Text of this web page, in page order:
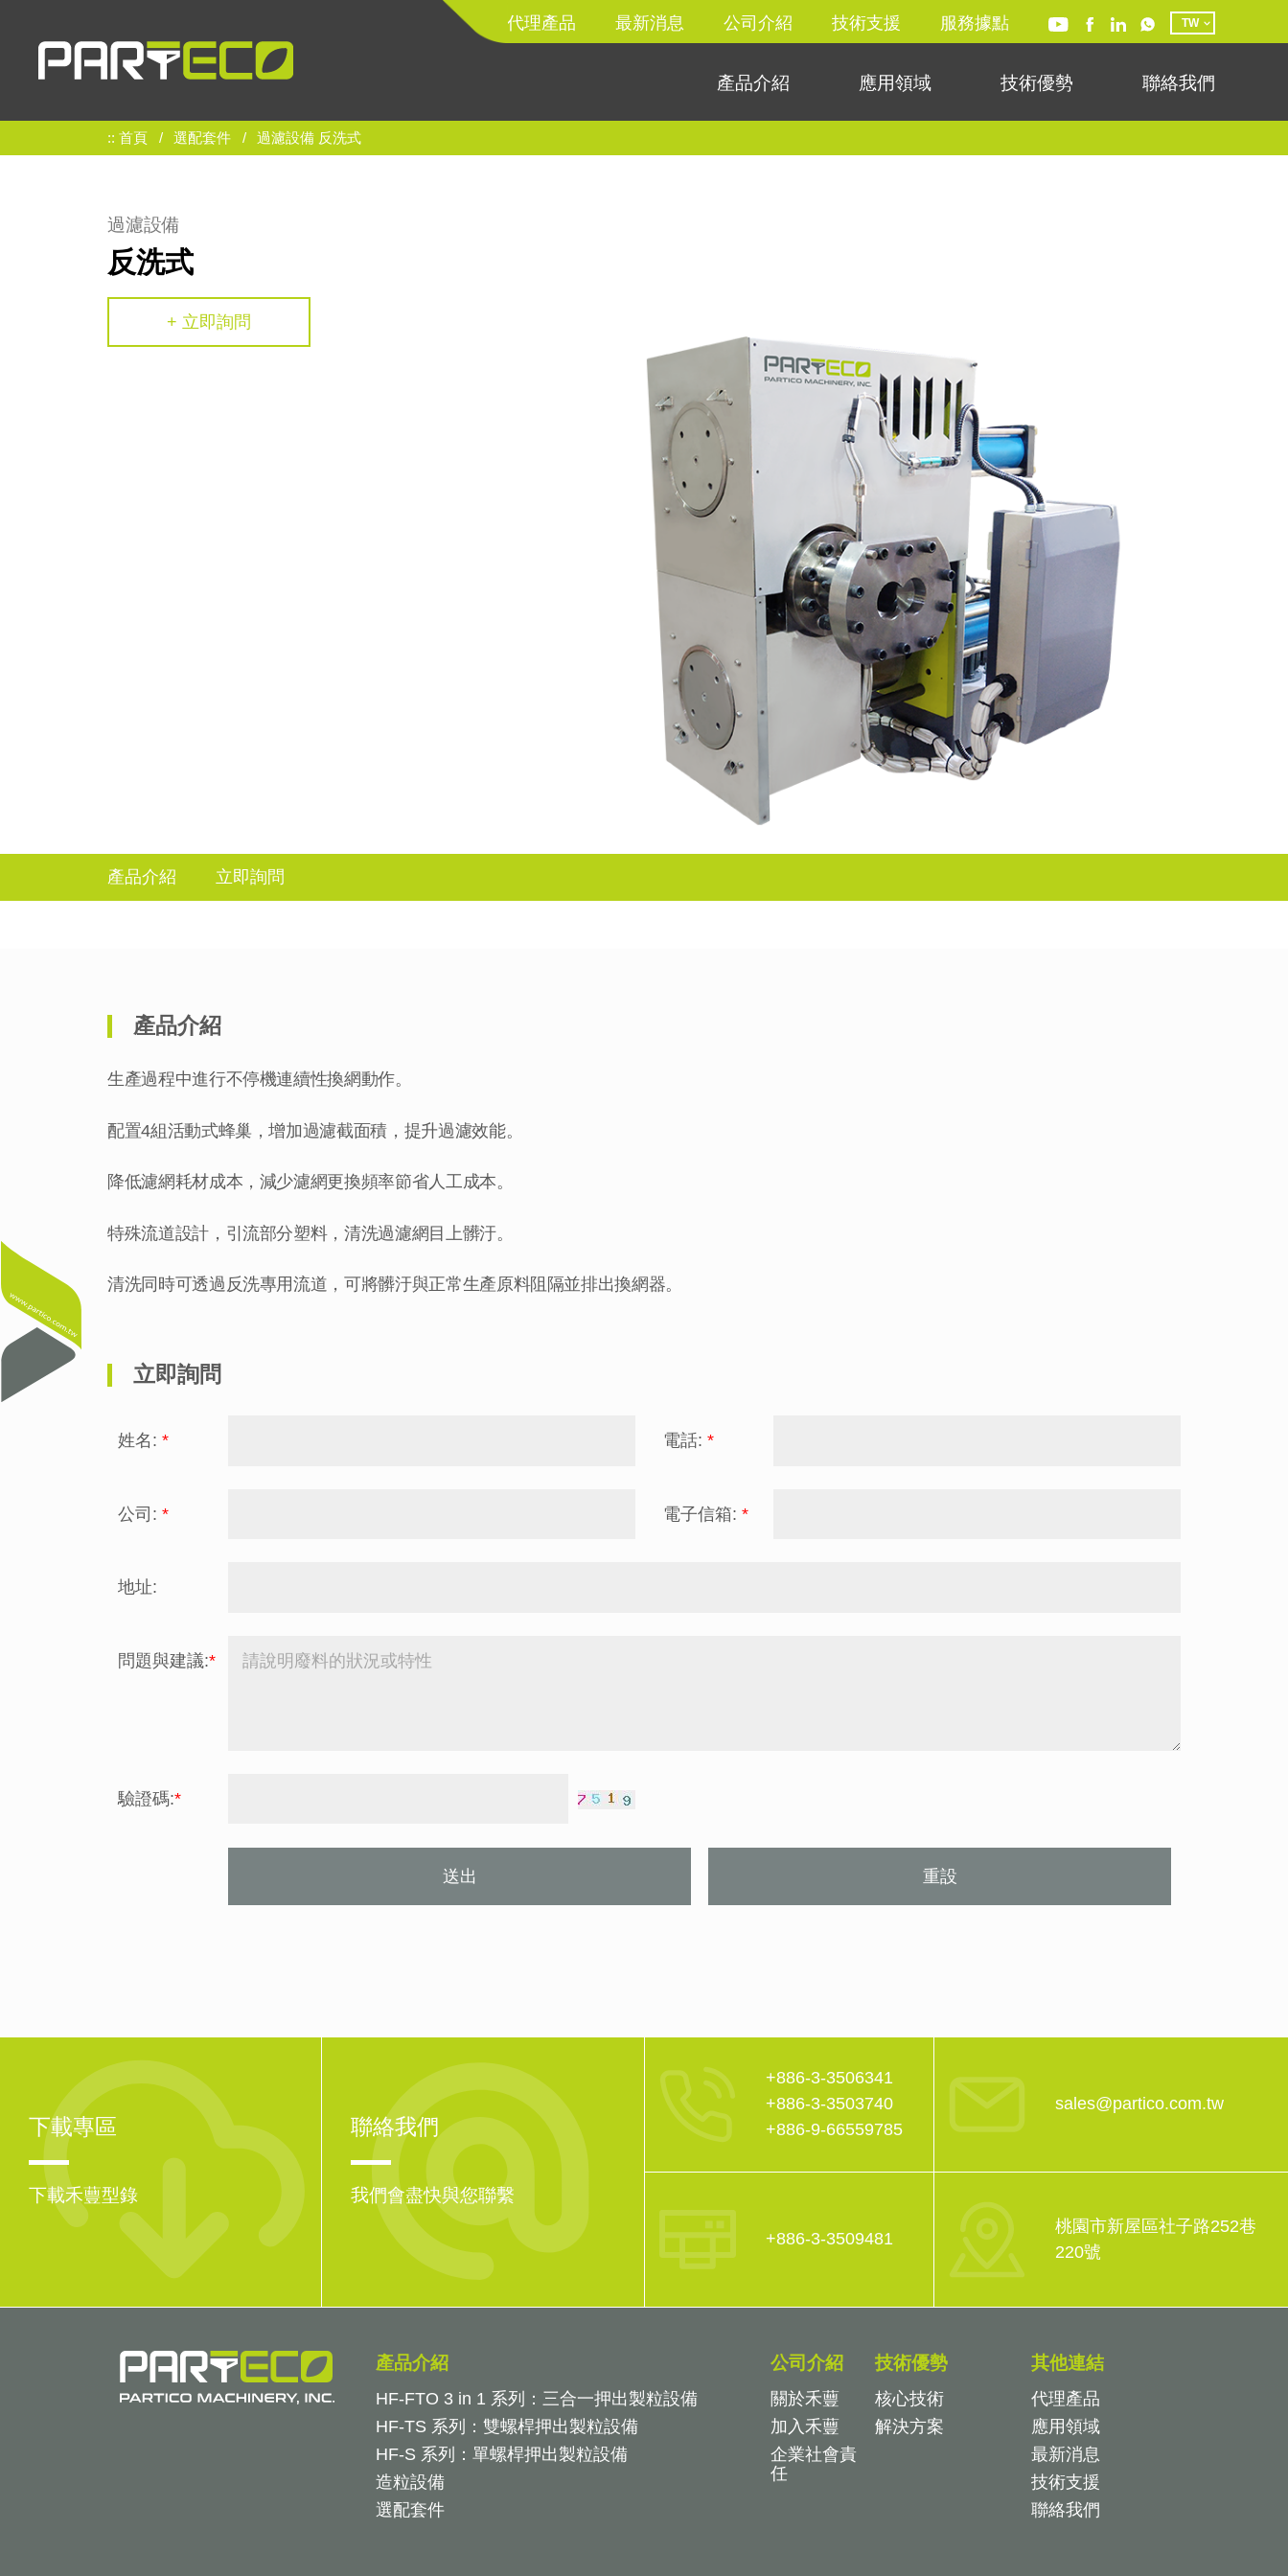
TW
代理產品 最新消息 公司介紹 技術支援 服務據點
產品介紹 應用領域 技術優勢 聯絡我們
首頁 選配套件 過濾設備 反洗式
過濾設備
反洗式
+ 立即詢問
產品介紹 立即詢問
產品介紹
生產過程中進行不停機連續性換網動作。
配置4組活動式蜂巢，增加過濾截面積，提升過濾效能。
降低濾網耗材成本，減少濾網更換頻率節省人工成本。
特殊流道設計，引流部分塑料，清洗過濾網目上髒汙。
清洗同時可透過反洗專用流道，可將髒汙與正常生產原料阻隔並排出換網器。
立即詢問
姓名: * 電話: *
公司: * 電子信箱: *
地址:
問題與建議:*
驗證碼:*
送出 重設
下載專區
下載禾蘴型錄
聯絡我們
我們會盡快與您聯繫
+886-3-3506341
+886-3-3503740
+886-9-66559785
sales@partico.com.tw
+886-3-3509481
桃園市新屋區社子路252巷
220號
產品介紹
HF-FTO 3 in 1 系列： 三合一押出製粒設備
HF-TS 系列： 雙螺桿押出製粒設備
HF-S 系列： 單螺桿押出製粒設備
造粒設備
選配套件
公司介紹
關於禾蘴
加入禾蘴
企業社會責
任
技術優勢
核心技術
解決方案
其他連結
代理產品
應用領域
最新消息
技術支援
聯絡我們